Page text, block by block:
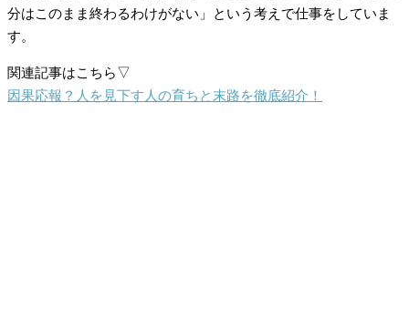
分はこのまま終わるわけがない」という考えで仕事をしていま
す。
関連記事はこちら▽
因果応報？人を見下す人の育ちと末路を徹底紹介！